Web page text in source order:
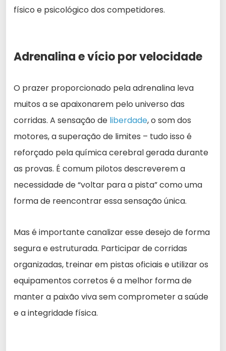
físico e psicológico dos competidores.
Adrenalina e vício por velocidade
O prazer proporcionado pela adrenalina leva
muitos a se apaixonarem pelo universo das
corridas. A sensação de liberdade, o som dos
motores, a superação de limites – tudo isso é
reforçado pela química cerebral gerada durante
as provas. É comum pilotos descreverem a
necessidade de “voltar para a pista” como uma
forma de reencontrar essa sensação única.
Mas é importante canalizar esse desejo de forma
segura e estruturada. Participar de corridas
organizadas, treinar em pistas oficiais e utilizar os
equipamentos corretos é a melhor forma de
manter a paixão viva sem comprometer a saúde
e a integridade física.